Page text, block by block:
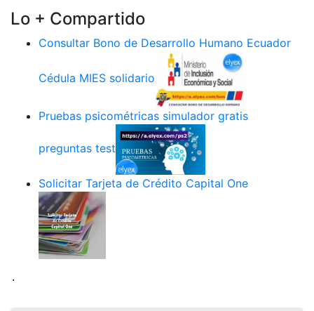
Lo + Compartido
Consultar Bono de Desarrollo Humano Ecuador
Cédula MIES solidario
Pruebas psicométricas simulador gratis
preguntas test
Solicitar Tarjeta de Crédito Capital One
.